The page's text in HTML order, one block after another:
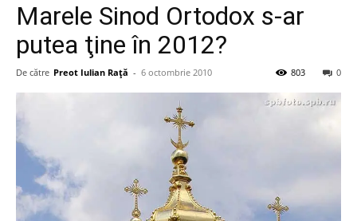
Marele Sinod Ortodox s-ar
putea ţine în 2012?
De către Preot Iulian Raţă - 6 octombrie 2010 0
803